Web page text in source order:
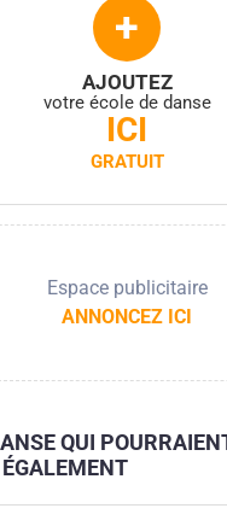
+
AJOUTEZ
votre école de danse
ICI
GRATUIT
Espace publicitaire
ANNONCEZ ICI
QUI